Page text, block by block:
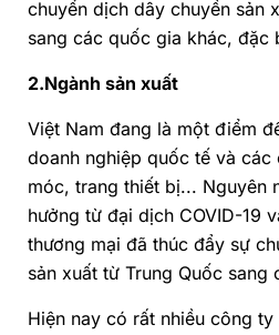
chuyển dịch dây chuyền sản
sang các quốc gia khác, đặc
2.Ngành sản xuất
Việt Nam đang là một điểm
doanh nghiệp quốc tế và các
móc, trang thiết bị... Nguyên
hưởng từ đại dịch COVID-19
thương mại đã thúc đẩy sự
sản xuất từ Trung Quốc
Hiện nay có rất nhiều công